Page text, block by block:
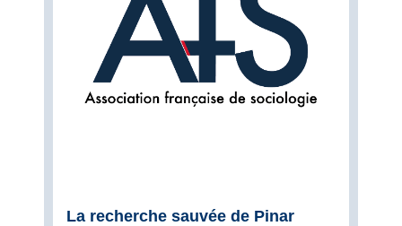
La recherche sauvée de Pinar